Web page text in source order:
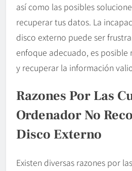
así como las posibles
recuperar tus datos. La
disco externo puede ser
enfoque adecuado, es
y recuperar la información
Razones Por Las
Ordenador No
Disco Externo
Existen diversas razones por